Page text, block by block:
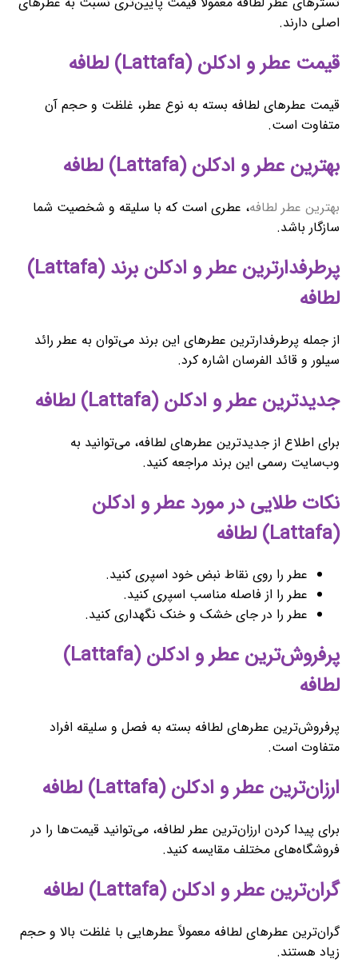
اصلی دارند.
قیمت عطر و ادکلن (Lattafa) لطافه
قیمت عطرهای لطافه بسته به نوع عطر، غلظت و حجم آن
متفاوت است.
بهترین عطر و ادکلن (Lattafa) لطافه
بهترین عطر لطافه، عطری است که با سلیقه و شخصیت شما
سازگار باشد.
پرطرفدارترین عطر و ادکلن برند (Lattafa)
لطافه
از جمله پرطرفدارترین عطرهای این برند می‌توان به عطر رائد
سیلور و قائد الفرسان اشاره کرد.
جدیدترین عطر و ادکلن (Lattafa) لطافه
برای اطلاع از جدیدترین عطرهای لطافه، می‌توانید به
وب‌سایت رسمی این برند مراجعه کنید.
نکات طلایی در مورد عطر و ادکلن
(Lattafa) لطافه
عطر را روی نقاط نبض خود اسپری کنید.
عطر را از فاصله مناسب اسپری کنید.
عطر را در جای خشک و خنک نگهداری کنید.
پرفروش‌ترین عطر و ادکلن (Lattafa)
لطافه
پرفروش‌ترین عطرهای لطافه بسته به فصل و سلیقه افراد
متفاوت است.
ارزان‌ترین عطر و ادکلن (Lattafa) لطافه
برای پیدا کردن ارزان‌ترین عطر لطافه، می‌توانید قیمت‌ها را در
فروشگاه‌های مختلف مقایسه کنید.
گران‌ترین عطر و ادکلن (Lattafa) لطافه
گران‌ترین عطرهای لطافه معمولاً عطرهایی با غلظت بالا و حجم
زیاد هستند.